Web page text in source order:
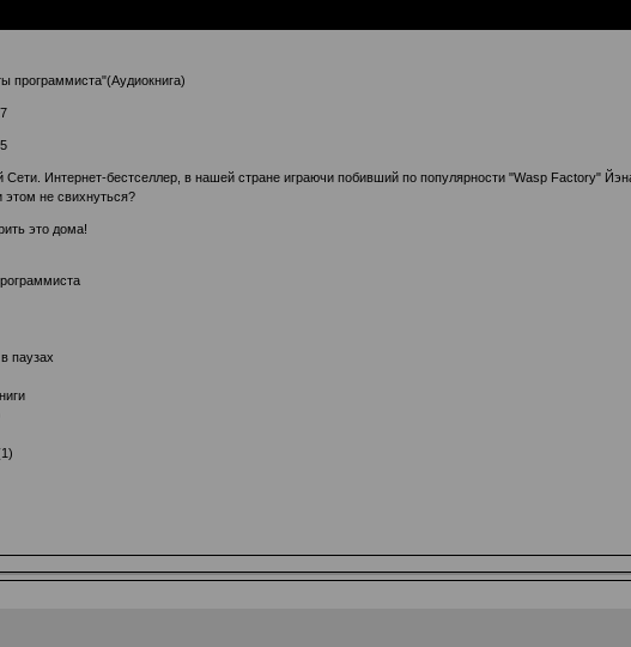
программиста"(Аудиокнига)
Сети. Интернет-бестселлер, в нашей стране играючи побивший по популярности "Wasp Factory"
этом не свихнуться?
это дома!
паузах